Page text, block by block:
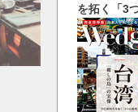
を拓く「3